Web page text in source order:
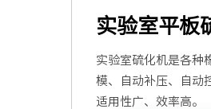
实验室平板
实验室硫化机是各种
模、自动补压、自动
适用性广、效率高。